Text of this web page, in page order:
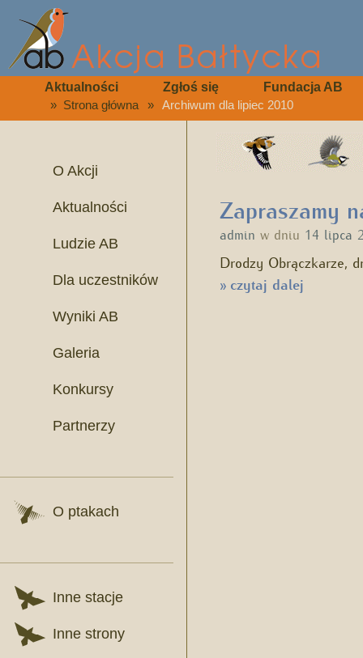
Aktualności Zgłoś się Fundacja AB
» Strona główna » Archiwum dla lipiec 2010
O Akcji
Aktualności
Ludzie AB
Dla uczestników
Wyniki AB
Galeria
Konkursy
Partnerzy
O ptakach
Inne stacje
Inne strony
Zapraszamy
admin w dniu 14 lipca
Drodzy Obrączkarze,
»czytaj dalej